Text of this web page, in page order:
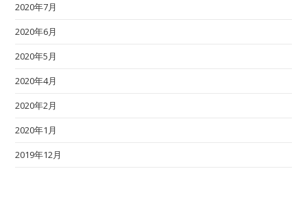
2020年7月
2020年6月
2020年5月
2020年4月
2020年2月
2020年1月
2019年12月